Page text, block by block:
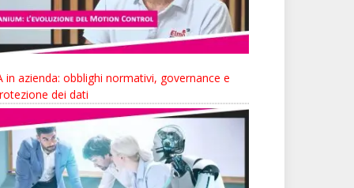
in azienda: obblighi normativi, governance e
dei dati